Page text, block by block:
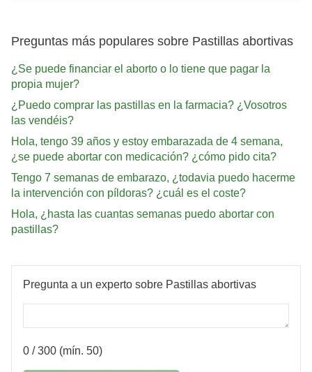
Preguntas más populares sobre Pastillas abortivas
¿Se puede financiar el aborto o lo tiene que pagar la
propia mujer?
¿Puedo comprar las pastillas en la farmacia? ¿Vosotros
las vendéis?
Hola, tengo 39 años y estoy embarazada de 4 semana,
¿se puede abortar con medicación? ¿cómo pido cita?
Tengo 7 semanas de embarazo, ¿todavia puedo hacerme
la intervención con píldoras? ¿cuál es el coste?
Hola, ¿hasta las cuantas semanas puedo abortar con
pastillas?
Pregunta a un experto sobre Pastillas abortivas
0 / 300 (mín. 50)